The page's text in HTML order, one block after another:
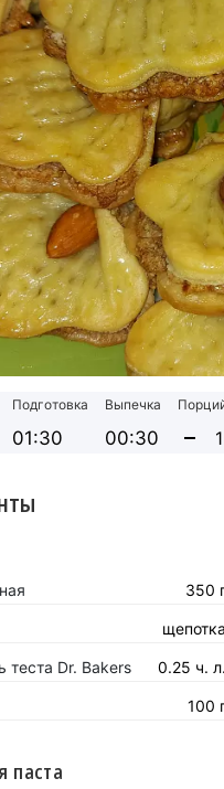
Подготовка
01:30
Выпечка
00:30
350
щепотка
теста Dr. Bakers 0.25 ч. л.
100
паста